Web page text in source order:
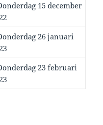
15 december
26 januari
23 februari